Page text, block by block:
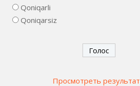
Qoniqarli
Qoniqarsiz
Просмотреть